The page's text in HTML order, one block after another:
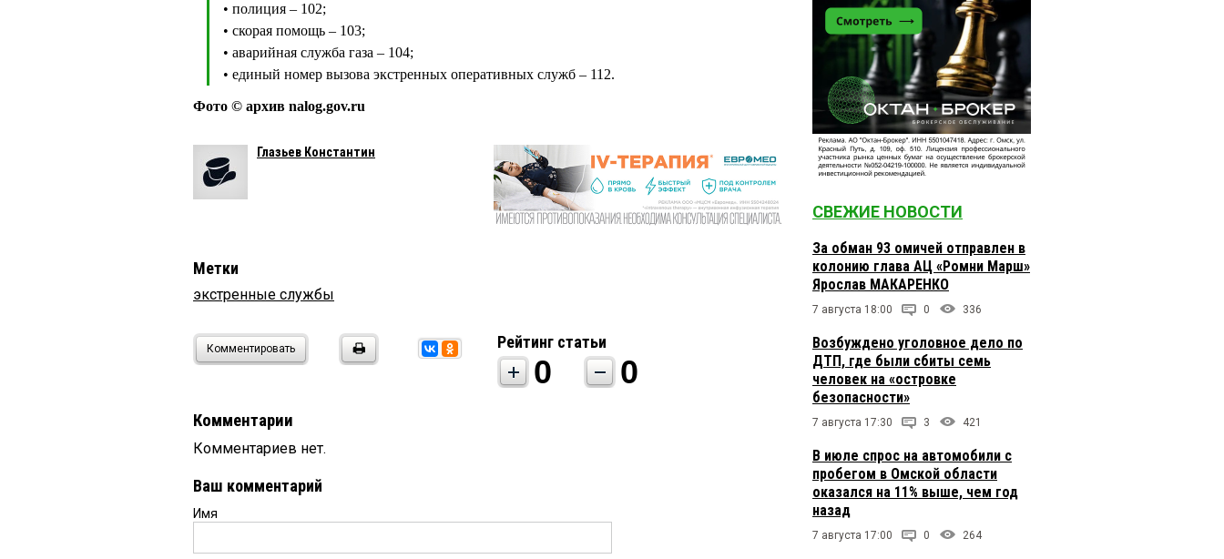
• полиция – 102;
• скорая помощь – 103;
• аварийная служба газа – 104;
• единый номер вызова экстренных оперативных служб – 112.
Фото © архив nalog.gov.ru
Глазьев Константин
Метки
экстренные службы
Комментировать Рейтинг статьи
0 0
Комментарии
Комментариев нет.
Ваш комментарий
Имя
СВЕЖИЕ НОВОСТИ
За обман 93 омичей отправлен в
колонию глава АЦ «Ромни Марш»
Ярослав МАКАРЕНКО
7 августа 18:00 0 336
Возбуждено уголовное дело по
ДТП, где были сбиты семь
человек на «островке
безопасности»
7 августа 17:30 3 421
В июле спрос на автомобили с
пробегом в Омской области
оказался на 11% выше, чем год
назад
7 августа 17:00 0 264